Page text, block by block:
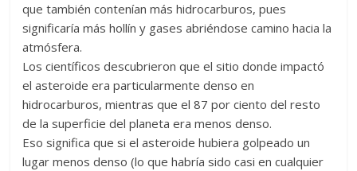
que también contenían más hidrocarburos, pues
significaría más hollín y gases abriéndose camino hacia la
atmósfera.
Los científicos descubrieron que el sitio donde impactó
el asteroide era particularmente denso en
hidrocarburos, mientras que el 87 por ciento del resto
de la superficie del planeta era menos denso.
Eso significa que si el asteroide hubiera golpeado un
lugar menos denso (lo que habría sido casi en cualquier